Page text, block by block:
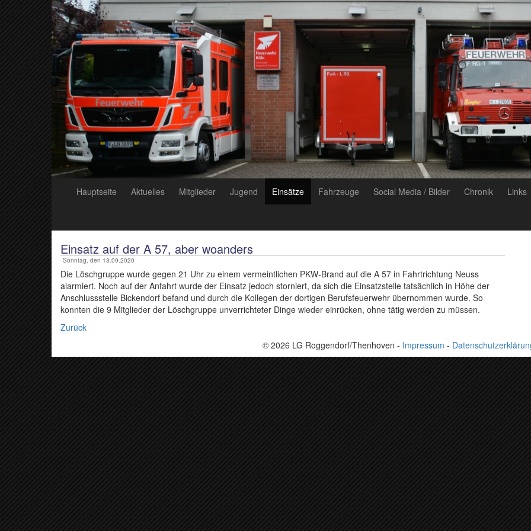
Hauptseite Aktuelles Mitglieder Jugend Einsätze Fahrzeuge Social Media / Bilder Chronik Links
Einsatz auf der A 57, aber woanders
Sonntag, den 13.09.2020
Die Löschgruppe wurde gegen 21 Uhr zu einem vermeintlichen PKW-Brand auf die A 57 in Fahrtrichtung Neuss
alarmiert. Noch auf der Anfahrt wurde der Einsatz jedoch storniert, da sich die Einsatzstelle tatsächlich in Höhe der
Anschlussstelle Bickendorf befand und durch die Kollegen der dortigen Berufsfeuerwehr übernommen wurde. So
konnten die 9 Mitglieder der Löschgruppe unverrichteter Dinge wieder einrücken, ohne tätig werden zu müssen.
Zurück
© 2026 LG Roggendorf/Thenhoven - Impressum -